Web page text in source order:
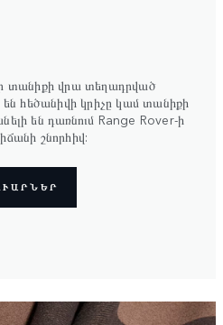
տանիքի վրա տեղադրված
հեծանիվի կրիչը կամ տանիքի
են դառնում Range Rover-ի
շնորհիվ: